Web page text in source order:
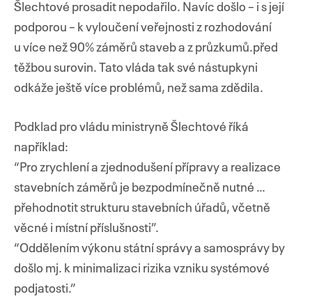
Šlechtové prosadit nepodařilo. Navíc došlo – i s její
podporou – k vyloučení veřejnosti z rozhodování
u více než 90% záměrů staveb a z průzkumů.před
těžbou surovin. Tato vláda tak své nástupkyni
odkáže ještě více problémů, než sama zdědila.
Podklad pro vládu ministryně Šlechtové říká
například:
“Pro zrychlení a zjednodušení přípravy a realizace
stavebních záměrů je bezpodmínečně nutné …
přehodnotit strukturu stavebních úřadů, včetně
věcné i místní příslušnosti”.
“Oddělením výkonu státní správy a samosprávy by
došlo mj. k minimalizaci rizika vzniku systémové
podjatosti.”